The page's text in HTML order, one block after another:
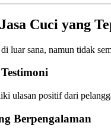
Cuci yang
luar sana, namun tidak
ulasan positif dari
Berpengalaman